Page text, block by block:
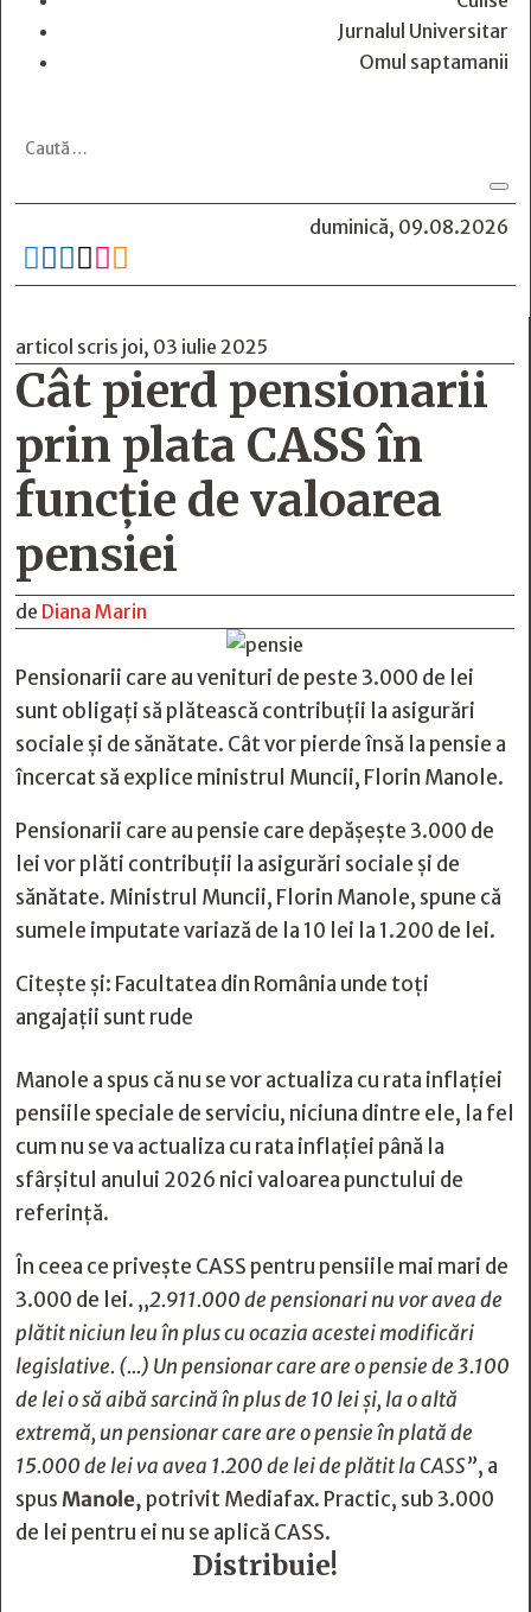
Jurnalul Universitar
Omul saptamanii
duminică, 09.08.2026
     
articol scris joi, 03 iulie 2025
Cât pierd pensionarii
prin plata CASS în
funcție de valoarea
pensiei
de Diana Marin
Pensionarii care au venituri de peste 3.000 de lei
sunt obligaţi să plătească contribuții la asigurări
sociale și de sănătate. Cât vor pierde însă la pensie a
încercat să explice ministrul Muncii, Florin Manole.
Pensionarii care au pensie care depășește 3.000 de
lei vor plăti contribuții la asigurări sociale și de
sănătate. Ministrul Muncii, Florin Manole, spune că
sumele imputate variază de la 10 lei la 1.200 de lei.
Citește și: Facultatea din România unde toţi
angajații sunt rude
Manole a spus că nu se vor actualiza cu rata inflației
pensiile speciale de serviciu, niciuna dintre ele, la fel
cum nu se va actualiza cu rata inflației până la
sfârșitul anului 2026 nici valoarea punctului de
referință.
În ceea ce privește CASS pentru pensiile mai mari de
3.000 de lei. „2.911.000 de pensionari nu vor avea de
plătit niciun leu în plus cu ocazia acestei modificări
legislative. (...) Un pensionar care are o pensie de 3.100
de lei o să aibă sarcină în plus de 10 lei și, la o altă
extremă, un pensionar care are o pensie în plată de
15.000 de lei va avea 1.200 de lei de plătit la CASS”, a
spusManole, potrivit Mediafax. Practic, sub 3.000
de lei pentru ei nu se aplică CASS.
Distribuie!